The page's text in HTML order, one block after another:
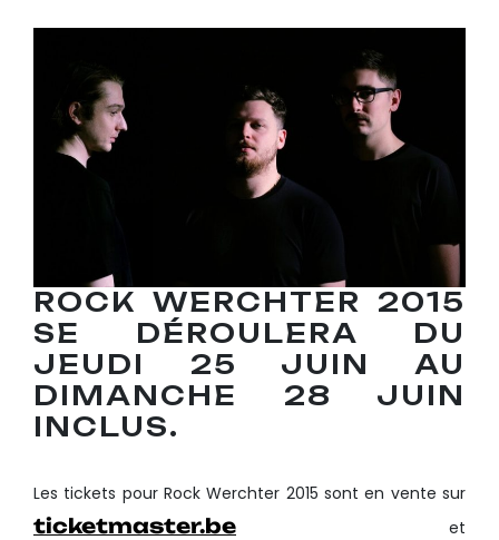
ROCK WERCHTER 2015
SE DÉROULERA DU
JEUDI 25 JUIN AU
DIMANCHE 28 JUIN
INCLUS.
Les tickets pour Rock Werchter 2015 sont en vente sur
ticketmaster.be et